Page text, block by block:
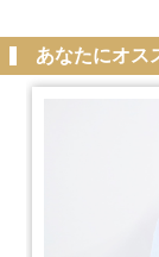
あなたにオス